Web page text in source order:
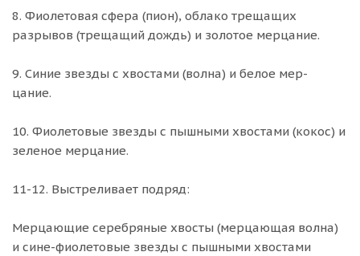
8. Фиолетовая сфера (пион), облако трещащих
разрывов (трещащий дождь) и золотое мерцание.
9. Синие звезды с хвостами (волна) и белое мер-
цание.
10. Фиолетовые звезды с пышными хвостами (кокос) и
зеленое мерцание.
11-12. Выстреливает подряд:
Мерцающие серебряные хвосты (мерцающая волна)
и сине-фиолетовые звезды с пышными хвостами